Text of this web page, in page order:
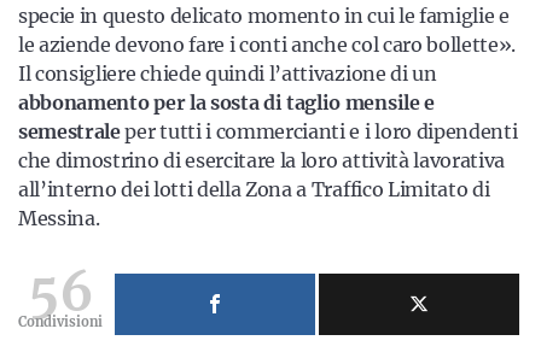
specie in questo delicato momento in cui le famiglie e
le aziende devono fare i conti anche col caro bollette».
Il consigliere chiede quindi l’attivazione di un
abbonamento per la sosta di taglio mensile e
semestraleper tutti i commercianti e i loro dipendenti
che dimostrino di esercitare la loro attività lavorativa
all’interno dei lotti della Zona a Traffico Limitato di
Messina.
56
Condivisioni